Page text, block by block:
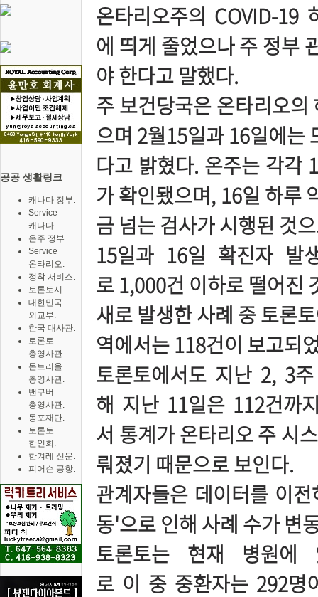
공공 생활링크
캐나다 정부.
Service
캐나다.
온주 정부.
Service
온타리오.
정착 서비스.
토론토시.
대한민국
외교부.
한국 대사관.
토론토
총영사관.
몬트리올
총영사관.
밴쿠버
총영사관.
동포재단.
토론토
한인회.
한겨레 신문.
피어슨 공항.
온타리오주의 COVID-19
에 띄게 줄었으나 주 정부
야 한다고 말했다.
주 보건당국은 온타리오
으며 2월15일과 16일에는
다고 밝혔다. 온주는 각각
가 확인됐으며, 16일 하루
금 넘는 검사가 시행된 것
15일과 16일 확진자 발
로 1,000건 이하로 떨어진
새로 발생한 사례 중 토론
역에서는 118건이 보고되
토론토에서도 지난 2, 3
해 지난 11일은 112건까
서 통계가 온타리오 주 시
뤄졌기 때문으로 보인다.
관계자들은 데이터를 이
동'으로 인해 사례 수가 변
토론토는 현재 병원에
로 이 중 중환자는 292명